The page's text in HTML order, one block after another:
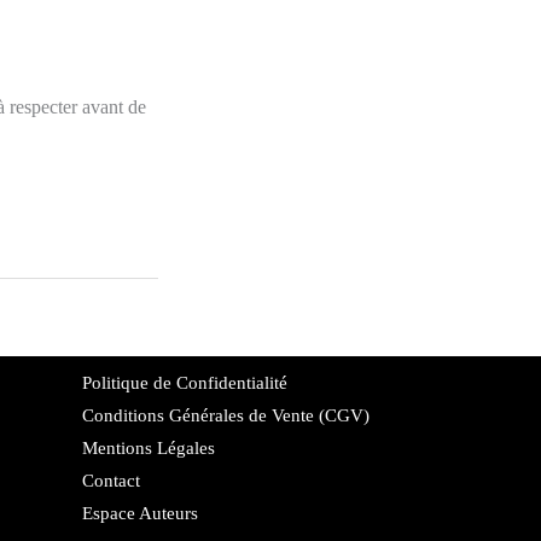
respecter avant de
Politique de Confidentialité
Conditions Générales de Vente (CGV)
Mentions Légales
Contact
Espace Auteurs